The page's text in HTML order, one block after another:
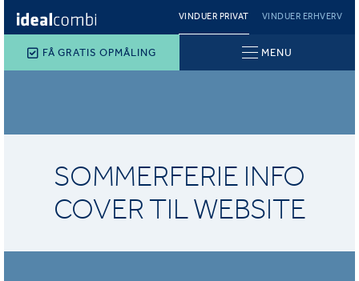
VINDUER PRIVAT VINDUER ERHVERV
FÅ GRATIS OPMÅLING MENU
SOMMERFERIE INFO
COVER TIL WEBSITE